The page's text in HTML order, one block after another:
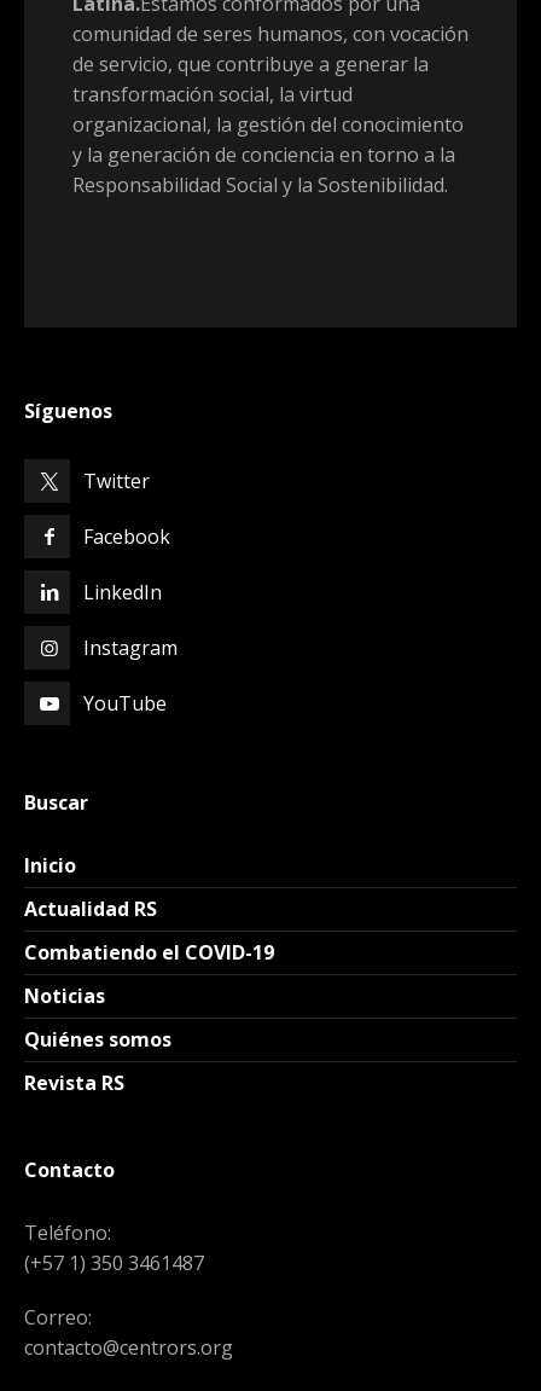
comunidad de seres humanos, con vocación
de servicio, que contribuye a generar la
transformación social, la virtud
organizacional, la gestión del conocimiento
y la generación de conciencia en torno a la
Responsabilidad Social y la Sostenibilidad.
Síguenos
Twitter
Facebook
LinkedIn
Instagram
YouTube
Buscar
Inicio
Actualidad RS
Combatiendo el COVID-19
Noticias
Quiénes somos
Revista RS
Contacto
Teléfono:
(+57 1) 350 3461487
Correo:
contacto@centrors.org